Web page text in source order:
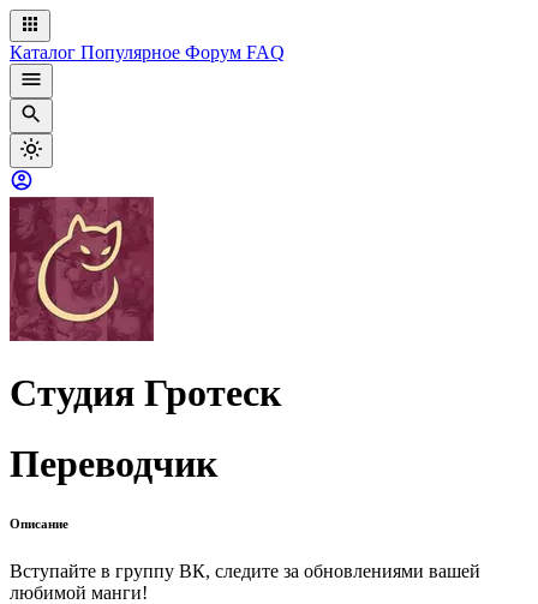
Каталог Популярное Форум FAQ
Студия Гротеск
Переводчик
Описание
Вступайте в группу ВК, следите за обновлениями вашей
любимой манги!